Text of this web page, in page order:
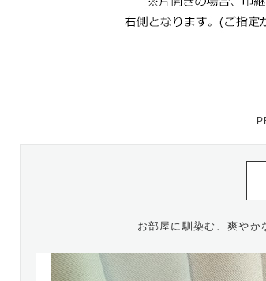
お部屋に馴染む、爽やか